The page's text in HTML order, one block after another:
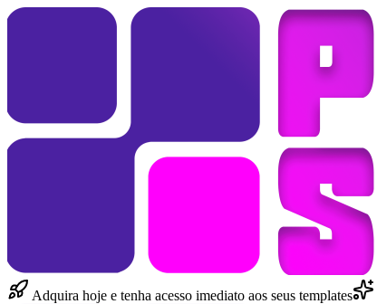
Adquira hoje e tenha acesso imediato aos seus templates